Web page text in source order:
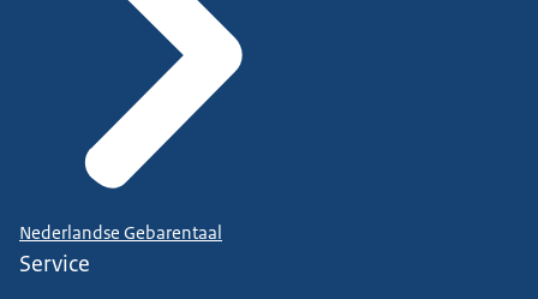
Nederlandse Gebarentaal
Service